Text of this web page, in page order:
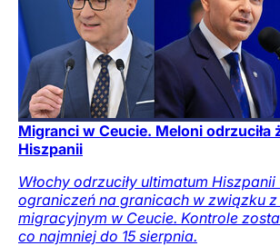
Migranci w Ceucie. Meloni odrzuciła
Hiszpanii
Włochy odrzuciły ultimatum
ograniczeń na granicach w związku
migracyjnym w Ceucie. Kontrole
co najmniej do 15 sierpnia.